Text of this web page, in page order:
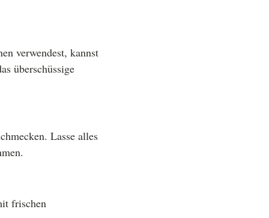
verwendest, kannst
überschüssige
Lasse alles
frischen